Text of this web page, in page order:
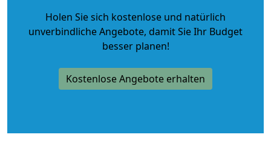
Holen Sie sich kostenlose und natürlich
unverbindliche Angebote, damit Sie Ihr Budget
besser planen!
Kostenlose Angebote erhalten